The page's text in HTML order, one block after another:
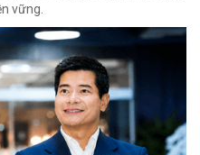
vững.